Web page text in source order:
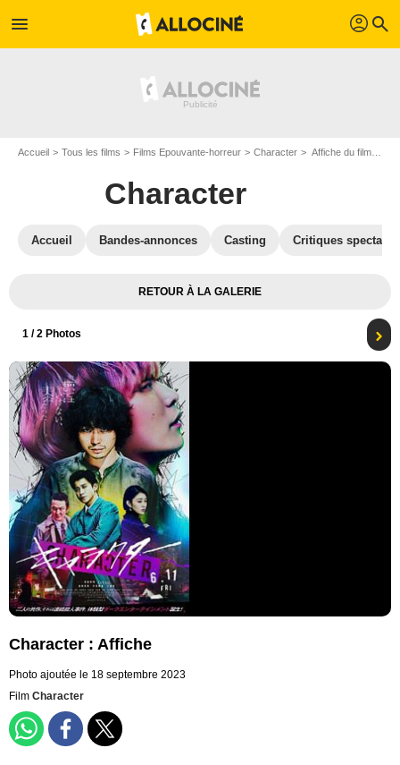
menu profil search
Accueil Tous les films Films Epouvante-horreur Character Affiche du film Character - Photo 1
Character
Accueil Bandes-annonces Casting Critiques
RETOUR À LA GALERIE
1 / 2 Photos
Character : Affiche
Photo ajoutée le 18 septembre 2023
Film Character